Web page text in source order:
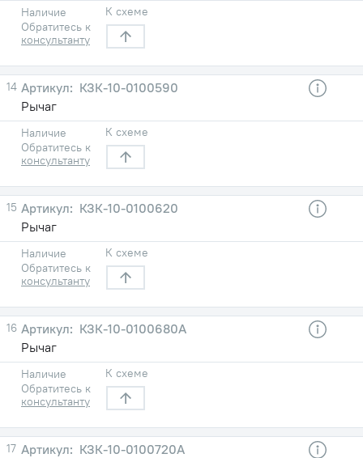
Наличие
Обратитесь к
консультанту
К схеме
14
КЗК-10-0100590
Рычаг
Наличие
Обратитесь к
консультанту
К схеме
15
КЗК-10-0100620
Рычаг
Наличие
Обратитесь к
консультанту
К схеме
16
КЗК-10-0100680А
Рычаг
Наличие
Обратитесь к
консультанту
К схеме
17
КЗК-10-0100720А